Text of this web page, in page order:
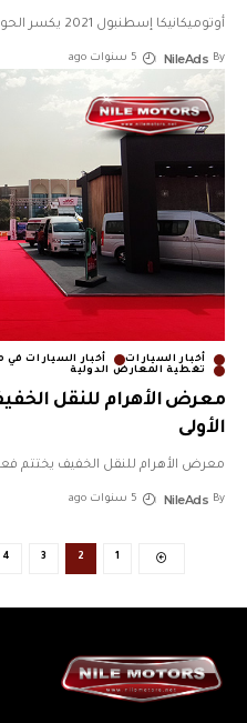
أوتوميكانيكا إسطنبول 2021 يكسر الحواجز تركيا - أسطنبول
By
NileAds 5 سنوات ago
أخبار السيارات أخبار السيارات
تغطية المعارض الدولية
معرض الأهرام للنقل
الأولى
معرض الأهرام للنقل الخفيف يختتم
By
NileAds 5 سنوات ago
1
2
3
4